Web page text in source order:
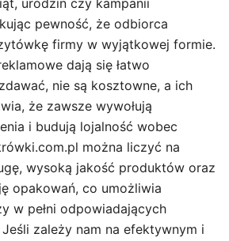
urodzin czy kampanii
pewność, że odbiorca
firmy w wyjątkowej formie.
dają się łatwo
nie są kosztowne, a ich
że zawsze wywołują
i budują lojalność wobec
można liczyć na
wysoką jakość produktów oraz
opakowań, co umożliwia
w pełni odpowiadających
zależy nam na efektywnym i